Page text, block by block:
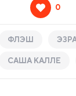
0
ФЛЭШ
САША КАЛЛЕ